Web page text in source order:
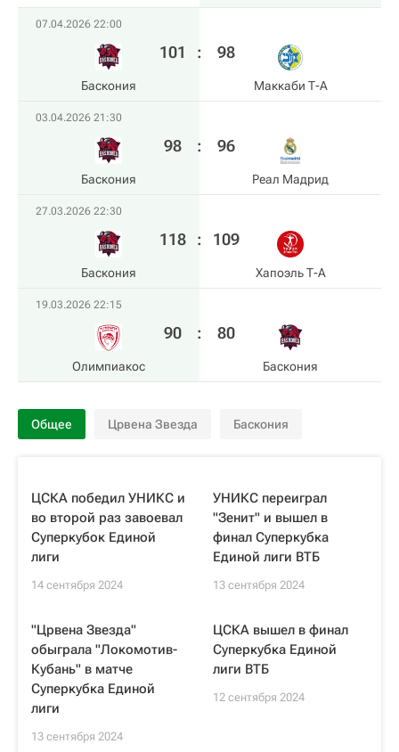
07.04.2026 22:00
Баскония
101 : 98
Маккаби Т-А
03.04.2026 21:30
Баскония
98 : 96
Реал Мадрид
27.03.2026 22:30
Баскония
118 : 109
Хапоэль Т-А
19.03.2026 22:15
Олимпиакос
90 : 80
Баскония
Общее Црвена Звезда Баскония
ЦСКА победил УНИКС и
во второй раз завоевал
Суперкубок Единой
лиги
14 сентября 2024
УНИКС переиграл
"Зенит" и вышел в
финал Суперкубка
Единой лиги ВТБ
13 сентября 2024
"Црвена Звезда"
обыграла "Локомотив-
Кубань" в матче
Суперкубка Единой
лиги
13 сентября 2024
ЦСКА вышел в финал
Суперкубка Единой
лиги ВТБ
12 сентября 2024